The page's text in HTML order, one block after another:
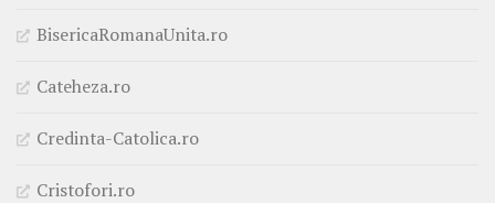
BisericaRomanaUnita.ro
Cateheza.ro
Credinta-Catolica.ro
Cristofori.ro